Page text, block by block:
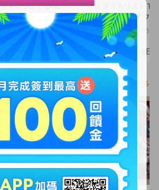
キャロウェイ EPIC
SPEED 7W ベンタス ブ
ラック 6X Callaway FW
フェアウェイウッド エピ
ック スピード 21度
5,750円NT1,244
出價42 剩餘 5日
☆ タイトリスト
☆TSR3 フェアウェ
ッド 5W 18°
BLUE 55 (S) HC付
8,750円NT1,893
出價27 6日
看更多